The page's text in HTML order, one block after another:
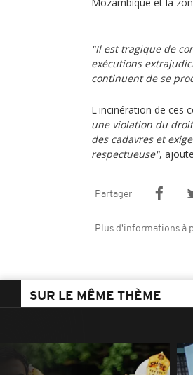
"Il est tragique de
exécutions
continuent de se
L'incinération de ces
une violation du
des cadavres et
respectueuse",
Partager
Plus d'informations à
SUR LE MÊME THÈME